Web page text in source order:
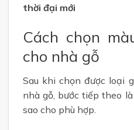
thời đại mới
Cách chọn
cho nhà gỗ
Sau khi chọn được loại
nhà gỗ, bước tiếp theo
sao cho phù hợp.